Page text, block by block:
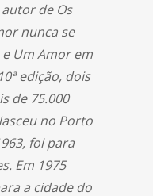
de Os
nunca se
e Um Amor em
edição, dois
de 75.000
no Porto
foi para
Em 1975
a cidade do